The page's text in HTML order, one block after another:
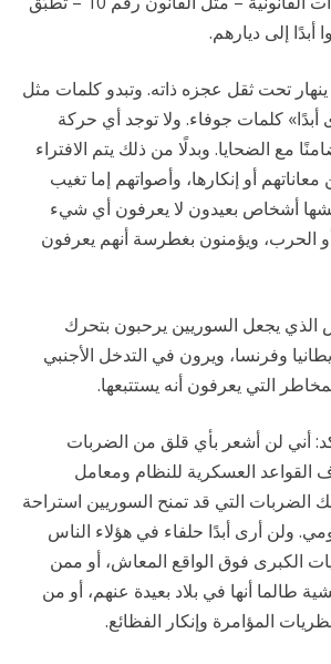
أبدًا إلى ديارهم.
تحت ثقل عجزه ذاته. وتبدو كلمات مثل
كلمات جوفاء. ولا توجد أي حركة
مع الضحايا. وبدلًا من ذلك يتم الافتراء
أو إنكارها، وأصواتهم إما تغيب
أشخاص بعيدون لا يعرفون أي شيء
الحرب، ويؤمنون بغطرسة أنهم يعرفون
الذي يجعل السوريين يرحبون بتحرك
وفرنسا، ويرون في التدخل الأجنبي
التي يعرفون أنه يستتبعها.
أني لن أشعر بأي قلق من الضربات
القواعد العسكرية للنظام ومعامل
الضربات التي قد تمنح السوريين استراحة
ولن أرى أبدًا حلفاء في هؤلاء الناس
الكبرى فوق الواقع المعاش، أو ممن
طالما أنها في بلاد بعيدة عنهم، أو من
المؤامرة وإنكار الفظائع.